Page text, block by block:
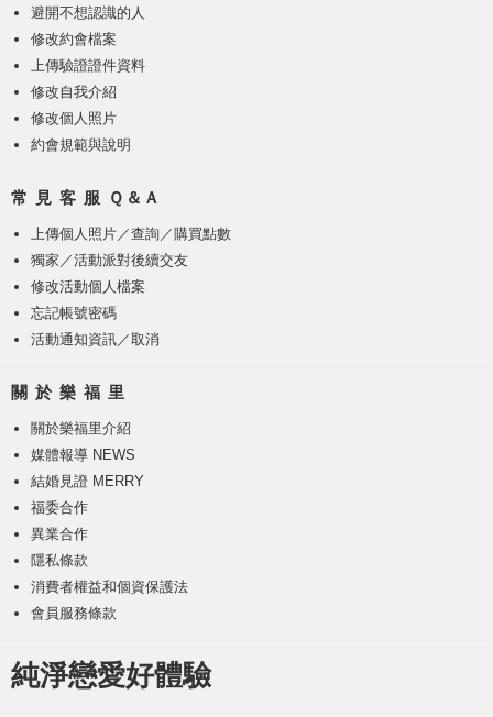
避開不想認識的人
修改約會檔案
上傳驗證證件資料
修改自我介紹
修改個人照片
約會規範與說明
常 見 客 服 Ｑ＆Ａ
上傳個人照片／查詢／購買點數
獨家／活動派對後續交友
修改活動個人檔案
忘記帳號密碼
活動通知資訊／取消
關 於 樂 福 里
關於樂福里介紹
媒體報導 NEWS
結婚見證 MERRY
福委合作
異業合作
隱私條款
消費者權益和個資保護法
會員服務條款
純淨戀愛好體驗